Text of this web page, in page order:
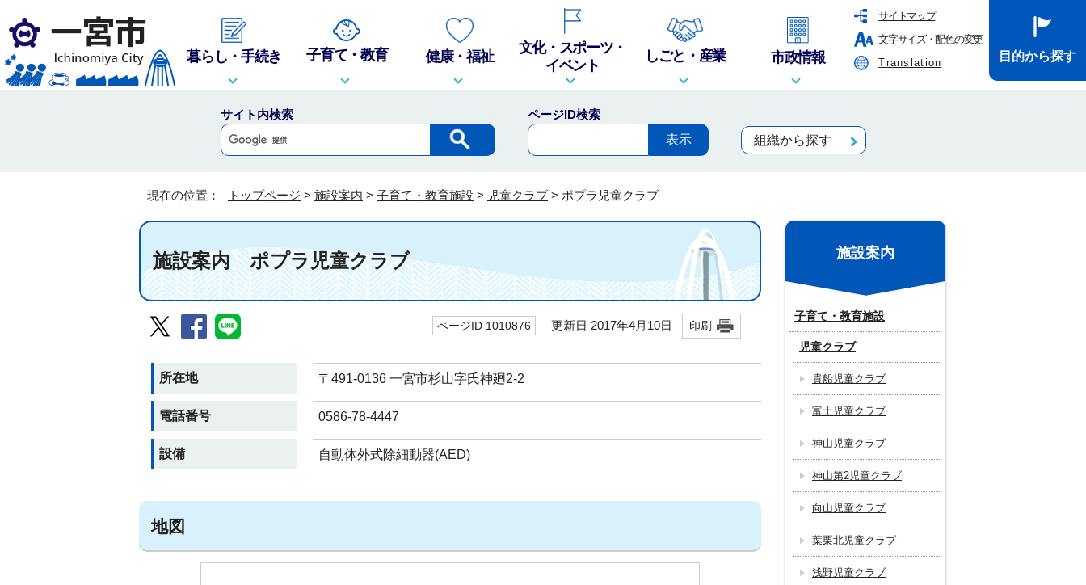
サイトマップ
文字サイズ・配色の変更
Translation
暮らし・手続き 子育て・教育 健康・福祉
文化・スポーツ・
イベント
しごと・産業 市政情報 目的から探す
サイト内検索
ページID検索
組織から探す
現在の位置： トップページ > 施設案内 > 子育て・教育施設 > 児童クラブ > ポプラ児童クラブ
施設案内ポプラ児童クラブ
ページID 1010876 更新日 2017年4月10日 印刷
所在地 〒491-0136 一宮市杉山字氏神廻2-2
電話番号 0586-78-4447
設備 自動体外式除細動器(AED)
地図
施設案内
子育て・教育施設
児童クラブ
貴船児童クラブ
富士児童クラブ
神山児童クラブ
神山第2児童クラブ
向山児童クラブ
葉栗北児童クラブ
浅野児童クラブ